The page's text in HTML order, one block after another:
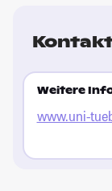
Weitere
www.uni-